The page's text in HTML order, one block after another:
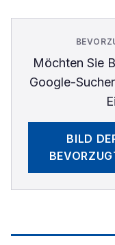
Möchten Sie
Google-
BILD